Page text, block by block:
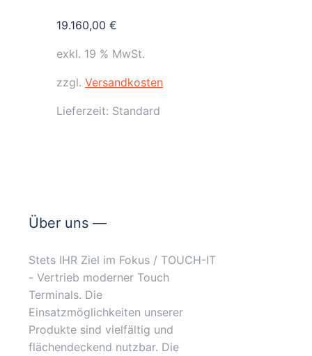
19.160,00 €
exkl. 19 % MwSt.
zzgl. Versandkosten
Lieferzeit: Standard
Über uns —
Stets IHR Ziel im Fokus / TOUCH-IT
- Vertrieb moderner Touch
Terminals. Die
Einsatzmöglichkeiten unserer
Produkte sind vielfältig und
flächendeckend nutzbar. Die